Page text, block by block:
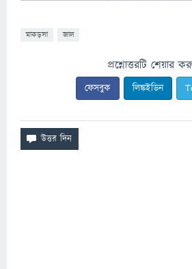
মাকড়সা জাল
প্রশ্নোত্তরটি শেয়ার
ফেসবুক লিঙ্কইডিন